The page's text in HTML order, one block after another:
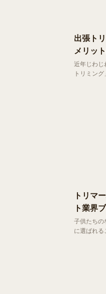
出張ト
メリッ
ス3選
近年じわじ
トリミング」
トリマ
ト業界
子供たちの
に選ばれる